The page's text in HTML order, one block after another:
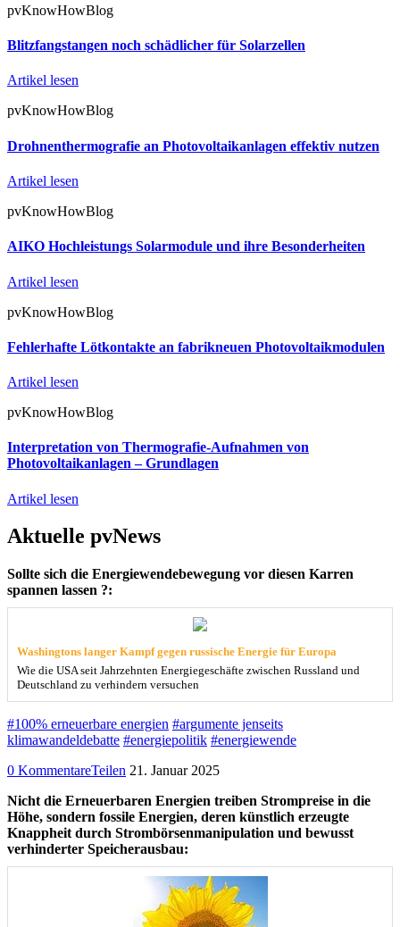
pvKnowHowBlog
Blitzfangstangen noch schädlicher für Solarzellen
Artikel lesen
pvKnowHowBlog
Drohnenthermografie an Photovoltaikanlagen effektiv nutzen
Artikel lesen
pvKnowHowBlog
AIKO Hochleistungs Solarmodule und ihre Besonderheiten
Artikel lesen
pvKnowHowBlog
Fehlerhafte Lötkontakte an fabrikneuen Photovoltaikmodulen
Artikel lesen
pvKnowHowBlog
Interpretation von Thermografie-Aufnahmen von
Photovoltaikanlagen – Grundlagen
Artikel lesen
Aktuelle pvNews
Sollte sich die Energiewendebewegung vor diesen Karren
spannen lassen ?:
Washingtons langer Kampf gegen russische Energie für Europa
Wie die USA seit Jahrzehnten Energiegeschäfte zwischen Russland und
Deutschland zu verhindern versuchen
#100% erneuerbare energien #argumente jenseits
klimawandeldebatte #energiepolitik #energiewende
0 KommentareTeilen 21. Januar 2025
Nicht die Erneuerbaren Energien treiben Strompreise in die
Höhe, sondern fossile Energien, deren künstlich erzeugte
Knappheit durch Strombörsenmanipulation und bewusst
verhinderter Speicherausbau: